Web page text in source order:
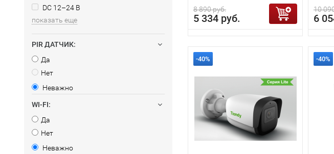
DC 12–24 В
показать еще
PIR ДАТЧИК:
Да
Нет
Неважно
WI-FI:
Да
Нет
Неважно
8 890 руб.
5 334 руб.
10
6
-40% -40%